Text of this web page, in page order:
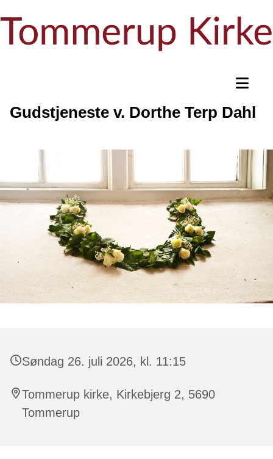
Gudstjeneste v. Dorthe Terp Dahl
Søndag 26. juli 2026, kl. 11:15
Tommerup kirke, Kirkebjerg 2, 5690
Tommerup